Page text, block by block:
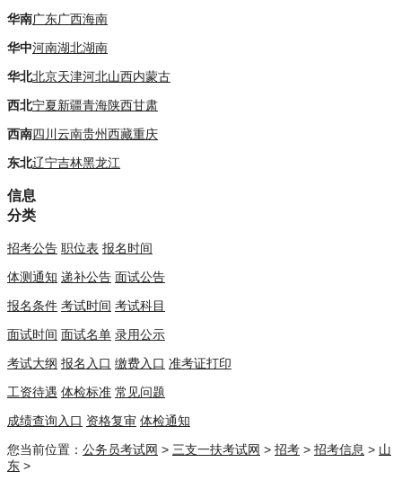
华南广东广西海南
华中河南湖北湖南
华北北京天津河北山西内蒙古
西北宁夏新疆青海陕西甘肃
西南四川 云南贵州西藏重庆
东北辽宁吉林黑龙江
信息
分类
招考公告 职位表 报名时间
体测通知 递补公告 面试公告
报名条件 考试时间 考试科目
面试时间 面试名单 录用公示
考试大纲 报名入口 缴费入口 准考证打印
工资待遇 体检标准 常见问题
成绩查询入口 资格复审 体检通知
您当前位置： 公务员考试网 > 三支一扶考试网 > 招考 > 招考信息 > 山
东 >